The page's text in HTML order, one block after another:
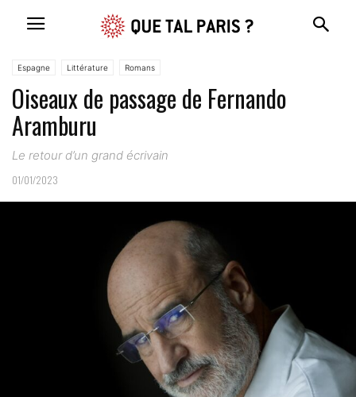
Espagne Littérature Romans
Oiseaux de passage de Fernando
Aramburu
Le retour d’un grand écrivain
01/01/2023